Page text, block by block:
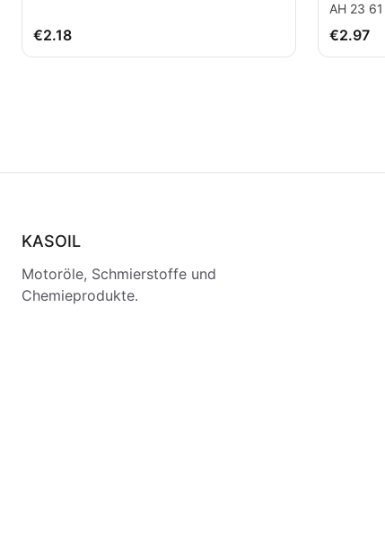
€2.18
AH 23
€2.97
KASOIL
Motoröle, Schmierstoffe und
Chemieprodukte.